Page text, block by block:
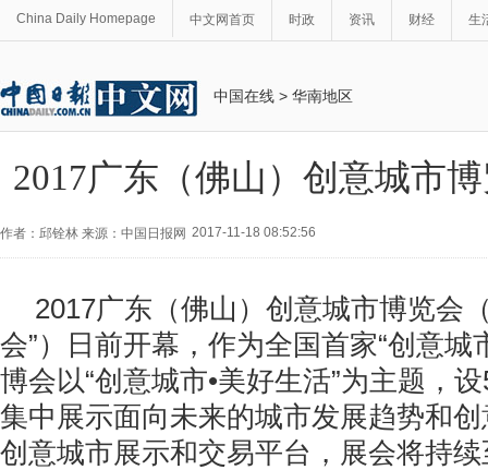
China Daily Homepage 中文网首页 时政 资讯 财经 生
中国在线 > 华南地区
2017广东（佛山）创意城市
作者：邱铨林 来源：中国日报网 2017-11-18 08:52:56
2017广东（佛山）创意城市博览会
会”）日前开幕，作为全国首家“创意城
博会以“创意城市•美好生活”为主题，
集中展示面向未来的城市发展趋势和
创意城市展示和交易平台，展会将持